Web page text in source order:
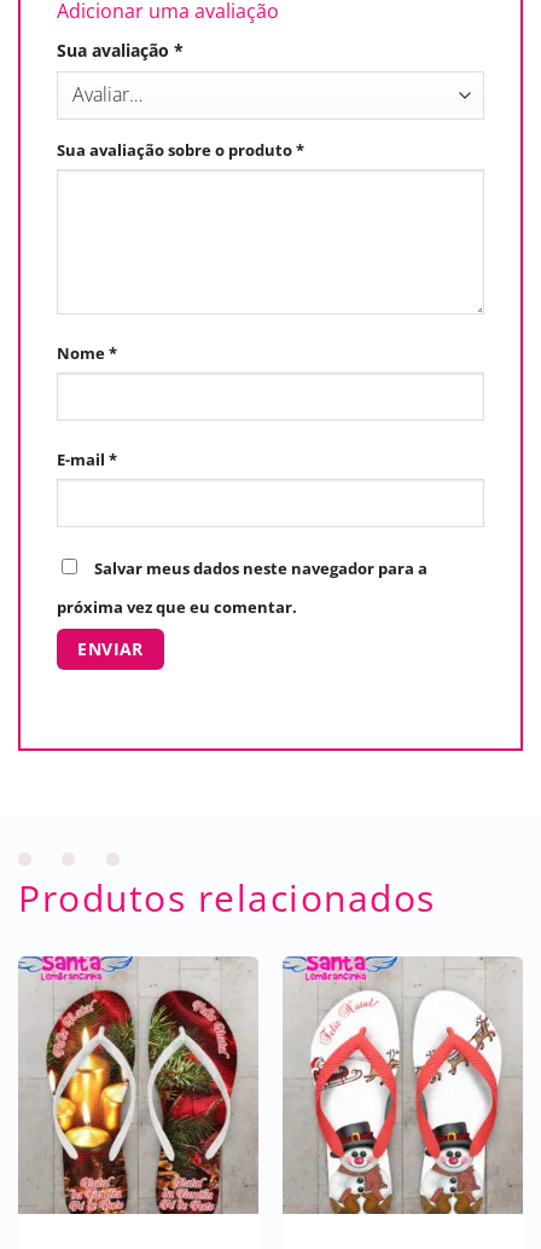
Adicionar uma avaliação
Sua avaliação *
Sua avaliação sobre o produto*
Nome*
E-mail *
Salvar meus dados neste navegador para a
próxima vez que eu comentar.
Produtos relacionados